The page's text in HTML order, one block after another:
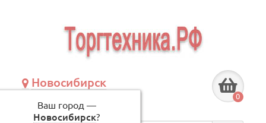
Новосибирск
Ваш город —
Новосибирск?
по будням, с 09:00 до 18:00
0